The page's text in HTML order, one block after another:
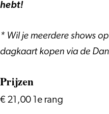
hebt!
* Wil je meerdere shows
dagkaart kopen via de
Prijzen
€ 21,00 1e rang